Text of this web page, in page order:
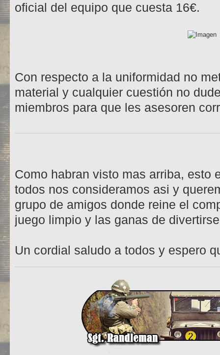
oficial del equipo que cuesta 16€.
Con respecto a la uniformidad no
material y cualquier cuestión no
miembros para que les asesoren
Como habran visto mas arriba, esto
todos nos consideramos asi y
grupo de amigos donde reine el
juego limpio y las ganas de
Un cordial saludo a todos y espero